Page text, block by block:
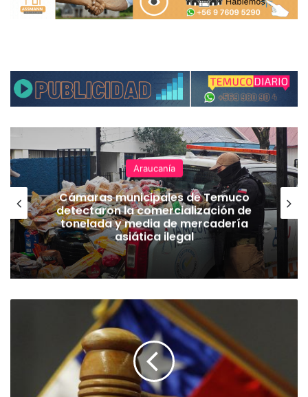
Araucanía
Cámaras municipales de Temuco
detectaron la comercialización de
tonelada y media de mercadería
asiática ilegal